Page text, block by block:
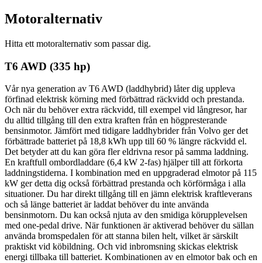
Motoralternativ
Hitta ett motoralternativ som passar dig.
T6 AWD (335 hp)
Vår nya generation av T6 AWD (laddhybrid) låter dig uppleva
förfinad elektrisk körning med förbättrad räckvidd och prestanda.
Och när du behöver extra räckvidd, till exempel vid långresor, har
du alltid tillgång till den extra kraften från en högpresterande
bensinmotor. Jämfört med tidigare laddhybrider från Volvo ger det
förbättrade batteriet på 18,8 kWh upp till 60 % längre räckvidd el.
Det betyder att du kan göra fler eldrivna resor på samma laddning.
En kraftfull ombordladdare (6,4 kW 2-fas) hjälper till att förkorta
laddningstiderna. I kombination med en uppgraderad elmotor på 115
kW ger detta dig också förbättrad prestanda och körförmåga i alla
situationer. Du har direkt tillgång till en jämn elektrisk kraftleverans
och så länge batteriet är laddat behöver du inte använda
bensinmotorn. Du kan också njuta av den smidiga körupplevelsen
med one-pedal drive. När funktionen är aktiverad behöver du sällan
använda bromspedalen för att stanna bilen helt, vilket är särskilt
praktiskt vid köbildning. Och vid inbromsning skickas elektrisk
energi tillbaka till batteriet. Kombinationen av en elmotor bak och en